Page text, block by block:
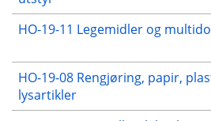
HO-19-11 Legemidler og
HO-19-08 Rengjøring, papir,
lysartikler